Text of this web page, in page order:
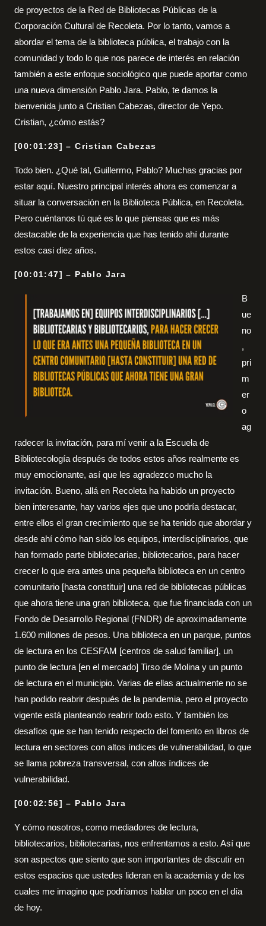
de proyectos de la Red de Bibliotecas Públicas de la
Corporación Cultural de Recoleta. Por lo tanto, vamos a
abordar el tema de la biblioteca pública, el trabajo con la
comunidad y todo lo que nos parece de interés en relación
también a este enfoque sociológico que puede aportar como
una nueva dimensión Pablo Jara. Pablo, te damos la
bienvenida junto a Cristian Cabezas, director de Yepo.
Cristian, ¿cómo estás?
[00:01:23] – Cristian Cabezas
Todo bien. ¿Qué tal, Guillermo, Pablo? Muchas gracias por
estar aquí. Nuestro principal interés ahora es comenzar a
situar la conversación en la Biblioteca Pública, en Recoleta.
Pero cuéntanos tú qué es lo que piensas que es más
destacable de la experiencia que has tenido ahí durante
estos casi diez años.
[00:01:47] – Pablo Jara
B
ue
no
,
pri
m
er
o
ag
radecer la invitación, para mí venir a la Escuela de
Bibliotecología después de todos estos años realmente es
muy emocionante, así que les agradezco mucho la
invitación. Bueno, allá en Recoleta ha habido un proyecto
bien interesante, hay varios ejes que uno podría destacar,
entre ellos el gran crecimiento que se ha tenido que abordar y
desde ahí cómo han sido los equipos, interdisciplinarios, que
han formado parte bibliotecarias, bibliotecarios, para hacer
crecer lo que era antes una pequeña biblioteca en un centro
comunitario [hasta constituir] una red de bibliotecas públicas
que ahora tiene una gran biblioteca, que fue financiada con un
Fondo de Desarrollo Regional (FNDR) de aproximadamente
1.600 millones de pesos. Una biblioteca en un parque, puntos
de lectura en los CESFAM [centros de salud familiar], un
punto de lectura [en el mercado] Tirso de Molina y un punto
de lectura en el municipio. Varias de ellas actualmente no se
han podido reabrir después de la pandemia, pero el proyecto
vigente está planteando reabrir todo esto. Y también los
desafíos que se han tenido respecto del fomento en libros de
lectura en sectores con altos índices de vulnerabilidad, lo que
se llama pobreza transversal, con altos índices de
vulnerabilidad.
[00:02:56] – Pablo Jara
Y cómo nosotros, como mediadores de lectura,
bibliotecarios, bibliotecarias, nos enfrentamos a esto. Así que
son aspectos que siento que son importantes de discutir en
estos espacios que ustedes lideran en la academia y de los
cuales me imagino que podríamos hablar un poco en el día
de hoy.